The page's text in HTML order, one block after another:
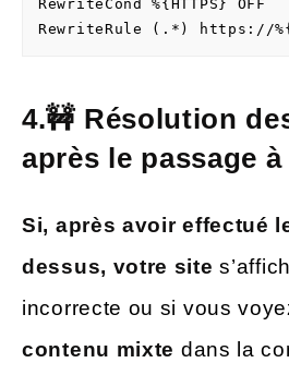
RewriteCond %{HTTPS} OFF
RewriteRule (.*) https://
4.🚧 Résolution
après le passage à
Si, après avoir effectué
dessus, votre site
incorrecte ou si vous
contenu mixte dans la